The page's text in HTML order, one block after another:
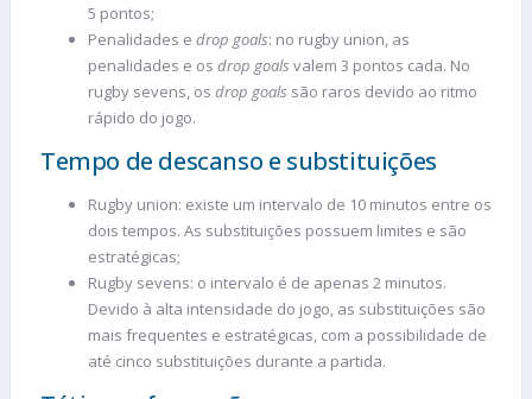
5 pontos;
Penalidades e drop goals: no rugby union, as
penalidades e os drop goals valem 3 pontos cada. No
rugby sevens, os drop goals são raros devido ao ritmo
rápido do jogo.
Tempo de descanso e substituições
Rugby union: existe um intervalo de 10 minutos entre os
dois tempos. As substituições possuem limites e são
estratégicas;
Rugby sevens: o intervalo é de apenas 2 minutos.
Devido à alta intensidade do jogo, as substituições são
mais frequentes e estratégicas, com a possibilidade de
até cinco substituições durante a partida.